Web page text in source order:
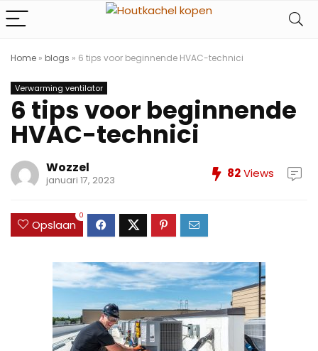
Home » blogs » 6 tips voor beginnende HVAC-technici
Verwarming ventilator
6 tips voor beginnende
HVAC-technici
Wozzel
januari 17, 2023 82Views
Opslaan
0